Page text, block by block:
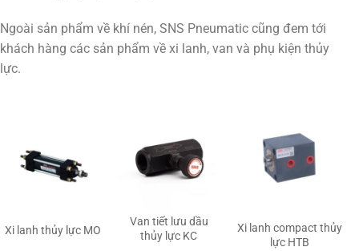
Ngoài sản phẩm về khí nén, SNS Pneumatic cũng đem tới
khách hàng các sản phẩm về xi lanh, van và phụ kiện thủy
lực.
Xi lanh thủy lực MO
Van tiết lưu dầu
thủy lực KC
Xi lanh compact thủy
lực HTB